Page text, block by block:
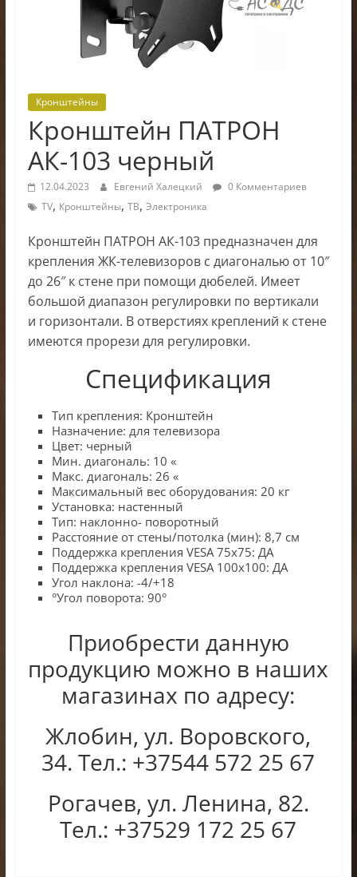
Кронштейны
Кронштейн ПАТРОН
АК-103 черный
12.04.2023 Евгений Халецкий
0 Комментариев
TV, Кронштейны, ТВ, Электроника
Кронштейн ПАТРОН АК-103 предназначен для
крепления ЖК-телевизоров с диагональю от 10″
до 26″ к стене при помощи дюбелей. Имеет
большой диапазон регулировки по вертикали
и горизонтали. В отверстиях креплений к стене
имеются прорези для регулировки.
Спецификация
Тип крепления: Кронштейн
Назначение: для телевизора
Цвет: черный
Мин. диагональ: 10 «
Макс. диагональ: 26 «
Максимальный вес оборудования: 20 кг
Установка: настенный
Тип: наклонно- поворотный
Расстояние от стены/потолка (мин): 8,7 см
Поддержка крепления VESA 75х75: ДА
Поддержка крепления VESA 100х100: ДА
Угол наклона: -4/+18
°Угол поворота: 90°
Приобрести данную
продукцию можно в наших
магазинах по адресу:
Жлобин, ул. Воровского,
34. Тел.: +37544 572 25 67
Рогачев, ул. Ленина, 82.
Тел.: +37529 172 25 67